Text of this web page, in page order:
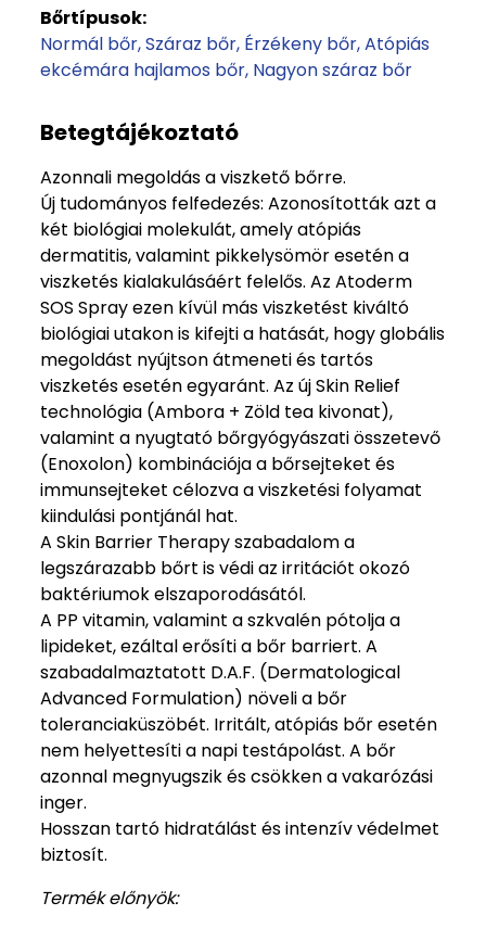
Bőrtípusok:
Normál bőr Száraz bőr Érzékeny bőr Atópiás
ekcémára hajlamos bőr Nagyon száraz bőr
Betegtájékoztató
Azonnali megoldás a viszkető bőrre.
Új tudományos felfedezés: Azonosították azt a
két biológiai molekulát, amely atópiás
dermatitis, valamint pikkelysömör esetén a
viszketés kialakulásáért felelős. Az Atoderm
SOS Spray ezen kívül más viszketést kiváltó
biológiai utakon is kifejti a hatását, hogy globális
megoldást nyújtson átmeneti és tartós
viszketés esetén egyaránt. Az új Skin Relief
technológia (Ambora + Zöld tea kivonat),
valamint a nyugtató bőrgyógyászati összetevő
(Enoxolon) kombinációja a bőrsejteket és
immunsejteket célozva a viszketési folyamat
kiindulási pontjánál hat.
A Skin Barrier Therapy szabadalom a
legszárazabb bőrt is védi az irritációt okozó
baktériumok elszaporodásától.
A PP vitamin, valamint a szkvalén pótolja a
lipideket, ezáltal erősíti a bőr barriert. A
szabadalmaztatott D.A.F. (Dermatological
Advanced Formulation) növeli a bőr
toleranciaküszöbét. Irritált, atópiás bőr esetén
nem helyettesíti a napi testápolást. A bőr
azonnal megnyugszik és csökken a vakarózási
inger.
Hosszan tartó hidratálást és intenzív védelmet
biztosít.
Termék előnyök: